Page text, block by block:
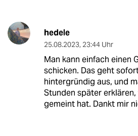
hedele
25.08.2023, 23:44 Uhr
Man kann einfach einen
schicken. Das geht
hintergründig aus, und
Stunden später
gemeint hat. Dankt mir